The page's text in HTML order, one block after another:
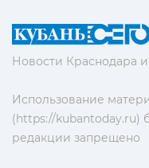
Новости Краснодара
Использование
(https://kubantoday.ru)
редакции запрещено